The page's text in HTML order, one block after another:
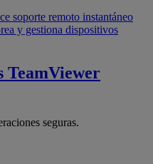
soporte remoto instantáneo
y gestiona dispositivos
TeamViewer
seguras.